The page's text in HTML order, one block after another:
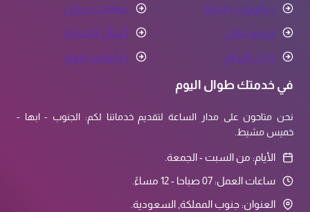
ديكورات داخلية
دهانات جدران
ترميم مباني
اعمال الحدادة
بديل الرخام
ديكورات فوم
في خدمتك طوال اليوم
نحن متاحون على مدار الساعة لتقديم خدماتنا لكم: الجنوب - ابها -
خميس مشيط.
الأيام: من السبت - الجمعة.
ساعات العمل: 07 صباحا - 12 مساءً.
العنوان: جنوب المملكة, السعودية.